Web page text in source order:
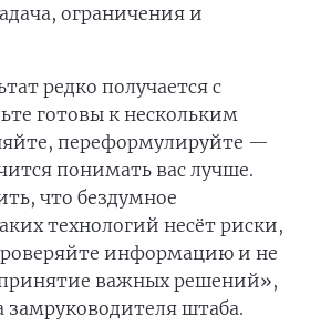
ограничения и
редко получается с
готовы к нескольким
переформулируйте —
понимать вас лучше.
что бездумное
технологий несёт риски,
информацию и не
важных решений»,
штаба.